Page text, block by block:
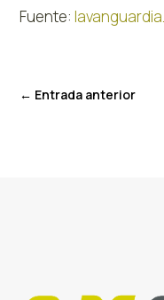
Fuente:
← Entrada anterior